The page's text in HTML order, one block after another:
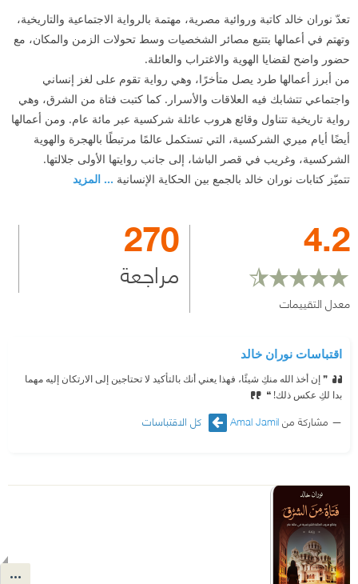
تعدّ نوران خالد كاتبة وروائية مصرية، مهتمة بالرواية الاجتماعية والتاريخية،
وتهتم في أعمالها بتتبع مصائر الشخصيات وسط تحولات الزمن والمكان، مع
حضور واضح لقضايا الهوية والاغتراب والعائلة.
من أبرز أعمالها طرد يصل متأخرًا، وهي رواية تقوم على لغز إنساني
واجتماعي تتشابك فيه العلاقات والأسرار. كما كتبت فتاة من الشرق، وهي
رواية تاريخية تتناول وقائع هروب عائلة شركسية عبر مائة عام. ومن أعمالها
أيضًا أيام ميري الشركسية، التي تستكمل عالمًا مرتبطًا بالهجرة والهوية
الشركسية، وغريب في قصر الباشا، إلى جانب روايتها الأولى جلالتها.
تتميّز كتابات نوران خالد بالجمع بين الحكاية الإنسانية ... المزيد
4.2
معدل التقييمات
270
مراجعة
اقتباسات نوران خالد
❞ إن أخذ الله منكِ شيئًا، فهذا يعني أنك بالتأكيد لا تحتاجين إلى الارتكان إليه مهما
بدا لكِ عكس ذلك! ❝
مشاركة منAmal Jamil كل الاقتباسات